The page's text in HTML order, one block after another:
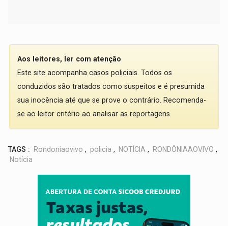
Aos leitores, ler com atenção
Este site acompanha casos policiais. Todos os
conduzidos são tratados como suspeitos e é presumida
sua inocência até que se prove o contrário. Recomenda-
se ao leitor critério ao analisar as reportagens.
TAGS : Rondoniaovivo , policia , NOTÍCIA , RONDÔNIAAOVIVO ,
Notícia